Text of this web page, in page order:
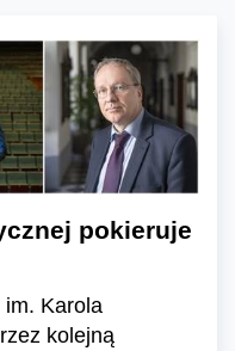
pokieruje
im. Karola
kolejną